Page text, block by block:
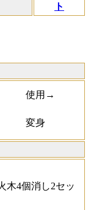
ト
使用→
変身
木4個消し2セッ